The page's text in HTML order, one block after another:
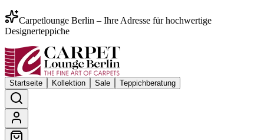
Carpetlounge Berlin – Ihre Adresse für hochwertige
Designerteppiche
Startseite Kollektion Sale Teppichberatung